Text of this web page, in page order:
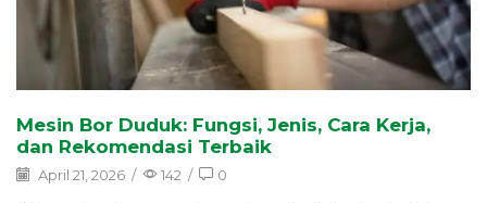
Mesin Bor Duduk: Fungsi, Jenis, Cara Kerja,
dan Rekomendasi Terbaik
April 21, 2026 / 142 / 0